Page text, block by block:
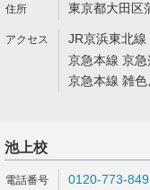
東京都大田区
JR京浜東北
京急本線 京
京急本線 雑
池上校
0120-773-849